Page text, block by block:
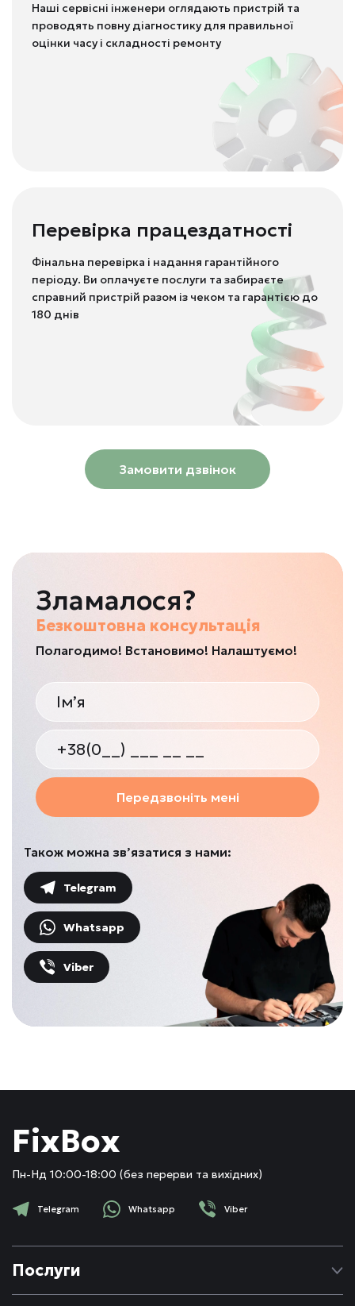
Наші сервісні інженери оглядають пристрій та
проводять повну діагностику для правильної
оцінки часу і складності ремонту
Перевірка працездатності
Фінальна перевірка і надання гарантійного
періоду. Ви оплачуєте послуги та забираєте
справний пристрій разом із чеком та гарантією до
180 днів
Замовити дзвінок
Зламалося?
Безкоштовна консультація
Полагодимо! Встановимо! Налаштуємо!
Передзвоніть мені
Також можна зв’язатися з нами:
Telegram
Whatsapp
Viber
FixBox
Пн-Нд 10:00-18:00 (без перерви та вихідних)
Telegram Whatsapp Viber
Послуги